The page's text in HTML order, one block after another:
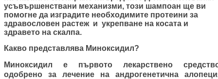
усъвършенствани механизми, този шампоан ще ви
помогне да изградите необходимите протеини за
здравословен растеж и укрепване на косата и
здравето на скалпа.
Какво представлява Миноксидил?
Миноксидил е първото лекарствено
одобрено за лечение на андрогенетична